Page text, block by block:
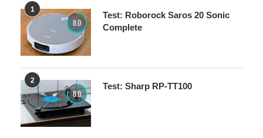
1
8.0
Test: Roborock Saros 20 Sonic
Complete
2
8.0
Test: Sharp RP-TT100